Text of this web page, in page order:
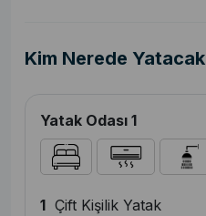
Kim Nerede Yatacak
Yatak Odası 1
1 Çift Kişilik Yatak